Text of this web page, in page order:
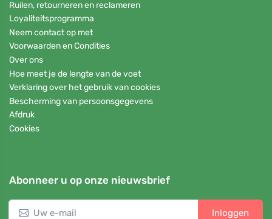
Ruilen, retourneren en reclameren
Loyaliteitsprogramma
Neem contact op met
Voorwaarden en Condities
Over ons
Hoe meet je de lengte van de voet
Verklaring over het gebruik van cookies
Bescherming van persoonsgegevens
Afdruk
Cookies
Abonneer u op onze nieuwsbrief
Inloggen